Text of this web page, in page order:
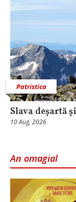
Patristica
Slava deșartă
10 Aug, 2026
An omagial